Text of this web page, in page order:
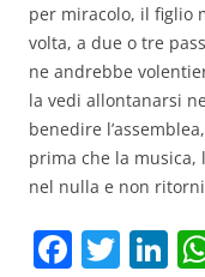
per miracolo, il figlio
volta, a due o tre
ne andrebbe
la vedi allontanarsi
benedire
prima che la musica,
nel nulla e non
F T Li